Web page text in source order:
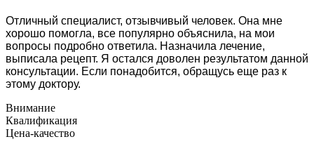
Отличный специалист, отзывчивый человек. Она мне
хорошо помогла, все популярно объяснила, на мои
вопросы подробно ответила. Назначила лечение,
выписала рецепт. Я остался доволен результатом данной
консультации. Если понадобится, обращусь еще раз к
этому доктору.
Внимание
Квалификация
Цена-качество